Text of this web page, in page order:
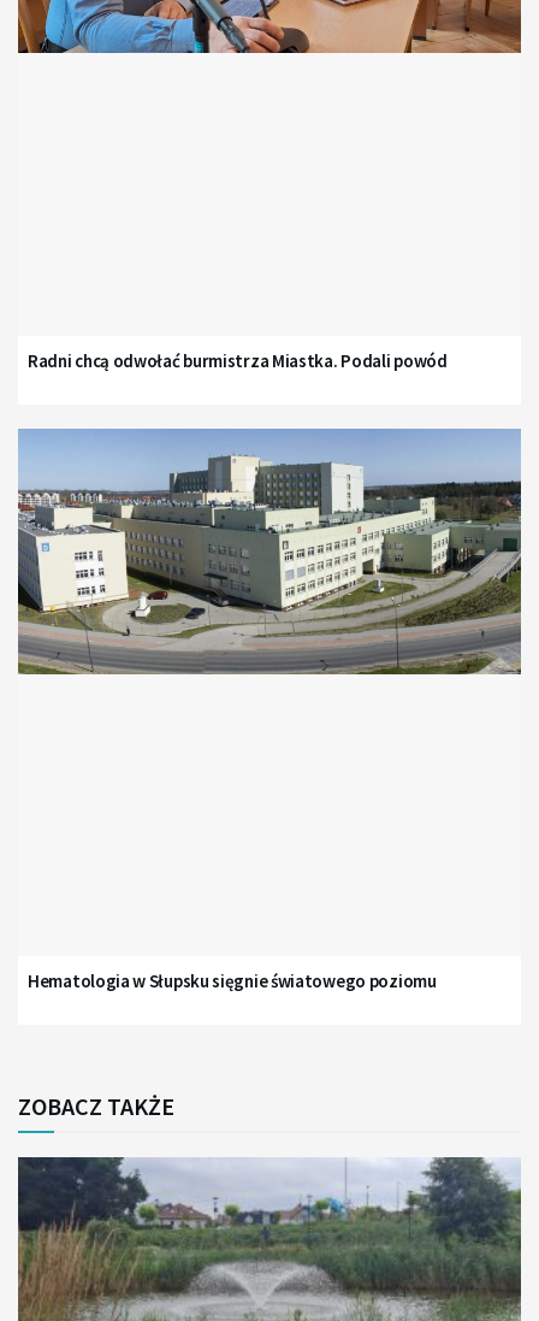
Radni chcą odwołać burmistrza Miastka. Podali powód
Hematologia w Słupsku sięgnie światowego poziomu
ZOBACZ TAKŻE